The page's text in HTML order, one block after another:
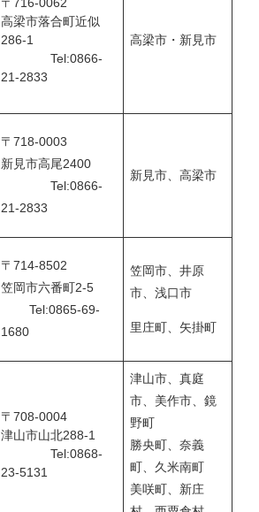
〒716-0062
高梁市落合町近似
286-1
Tel:0866-
21-2833
高梁市・新見市
〒718-0003
新見市高尾2400
Tel:0866-
21-2833
新見市、高梁市
〒714-8502
笠岡市六番町2-5
Tel:0865-69-
1680
笠岡市、井原
市、浅口市
里庄町、矢掛町
〒708-0004
津山市山北288-1
Tel:0868-
23-5131
津山市、真庭
市、美作市、鏡
野町
勝央町、奈義
町、久米南町
美咲町、新庄